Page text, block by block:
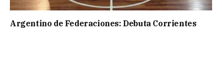
Argentino de Federaciones: Debuta Corrientes